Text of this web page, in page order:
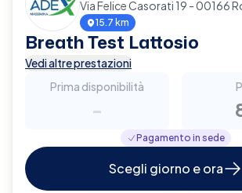
Via Felice Casorati 19 - 00166
15.7 km
Breath Test Lattosio
Vedi altre prestazioni
Prima disponibilità
-
Pagamento in sede
Scegli giorno e ora